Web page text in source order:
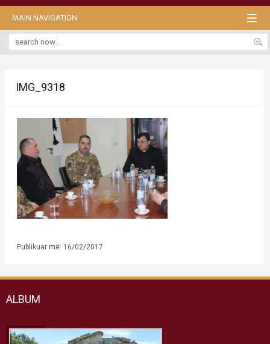
MAIN NAVIGATION
IMG_9318
Publikuar më: 16/02/2017
ALBUM